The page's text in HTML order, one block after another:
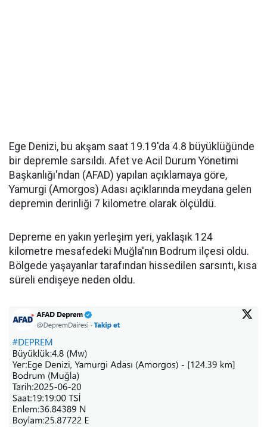
Ege Denizi, bu akşam saat 19.19'da 4.8 büyüklüğünde
bir depremle sarsıldı. Afet ve Acil Durum Yönetimi
Başkanlığı'ndan (AFAD) yapılan açıklamaya göre,
Yamurgi (Amorgos) Adası açıklarında meydana gelen
depremin derinliği 7 kilometre olarak ölçüldü.
Depreme en yakın yerleşim yeri, yaklaşık 124
kilometre mesafedeki Muğla'nın Bodrum ilçesi oldu.
Bölgede yaşayanlar tarafından hissedilen sarsıntı, kısa
süreli endişeye neden oldu.